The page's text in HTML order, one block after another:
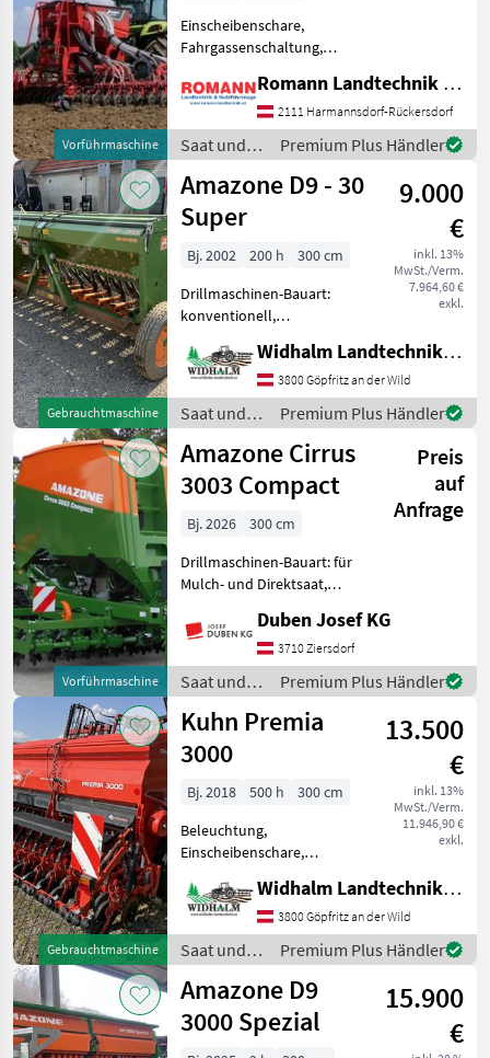
Kverneland
10
Pöttinger
10
Köckerling
8
Kuhn
6
Sonstige
6
Alle 16
anzeigen
MARKTPLATZ
Marktplatz Händlerangebote Kleinanzeigen
Vorführmaschine
Einscheibenschare,
Fahrgassenschaltung,
Drillmaschinen-Bauart:
konventionell Folgende
Ausstattung: . 40 CX-II
Schare mit Andruckrolle
und Abstreifer . 1.70
Romann Landtechnik & Nutzfahrzeuge e.U.
2111 Harmannsdorf-Rückersdorf
Saat und
Pflege /
Kverneland
Premium Plus Händler
Gebrauchtmaschine
Amazone D9 - 30
Super
9.000
€
inkl. 13%
MwSt./Verm.
7.964,60 €
exkl.
Bj. 2002 200 h
300 cm
Drillmaschinen-Bauart:
konventionell,
Extrastriegel,
Fahrgassenschaltung -
RoTec Schar - Exaktstriegel -
Hydraulische
Fahrgassenschaltung 15m
Ve
Widhalm Landtechnik GmbH
3800 Göpfritz an der Wild
Saat und
Pflege /
Amazone
Premium Plus Händler
Vorführmaschine
Amazone Cirrus
3003 Compact
Preis
auf
Anfrage
Bj. 2026
300 cm
Drillmaschinen-Bauart: für
Mulch- und Direktsaat,
Einscheibenschare,
Extrastriegel,
Fahrgassenschaltung,
Fahrwerk, hydr.
Saatmengenverstellung,
Spuranreisser C
Duben Josef KG
3710 Ziersdorf
Saat und
Pflege /
Amazone
Premium Plus Händler
Gebrauchtmaschine
Kuhn Premia
3000
13.500
€
inkl. 13%
MwSt./Verm.
11.946,90 €
exkl.
Bj. 2018 500 h
300 cm
Beleuchtung,
Einscheibenschare,
Fahrgassenmarkierung,
Fahrgassenschaltung
Tankvolumen 1050 Liter,
Zentral mechanische
Schardruckverstellung,
Dosiersystem
Widhalm Landtechnik GmbH
3800 Göpfritz an der Wild
Saat und
Pflege /
Kuhn
Premium Plus Händler
Amazone D9
3000 Spezial
15.900
€